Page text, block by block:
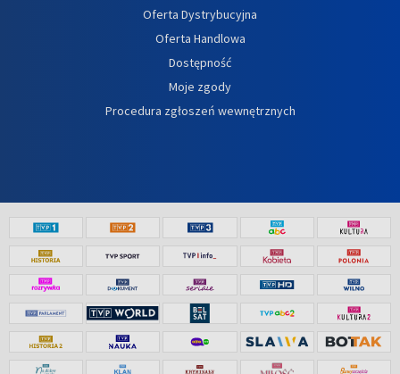
Oferta Dystrybucyjna
Oferta Handlowa
Dostępność
Moje zgody
Procedura zgłoszeń wewnętrznych